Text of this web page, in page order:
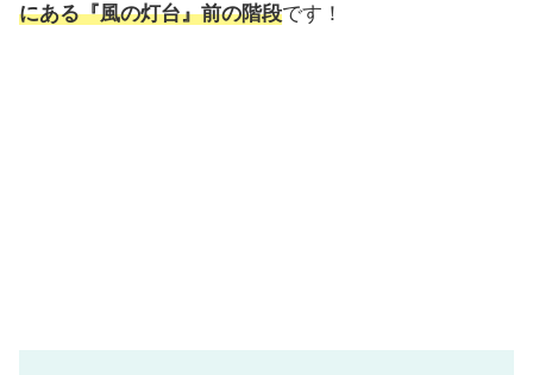
にある『風の灯台』前の階段です！